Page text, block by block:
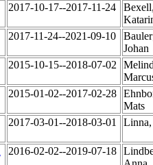
2017-10-17--2017-11-24
2017-11-24--2021-09-10
Johan
2015-10-15--2018-07-02
2015-01-02--2017-02-28
Mats
2017-03-01--2018-03-01
2016-02-02--2019-07-18